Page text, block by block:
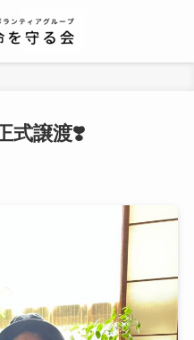
式譲渡❣️